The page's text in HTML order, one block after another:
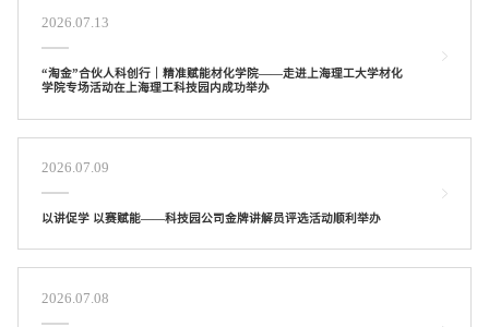
2026.07.13
“淘金”合伙人科创行｜精准赋能材化学院——走进上海理工大学材化
学院专场活动在上海理工科技园内成功举办
2026.07.09
以讲促学 以赛赋能——科技园公司金牌讲解员评选活动顺利举办
2026.07.08